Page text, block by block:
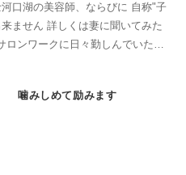
口湖の美容師、ならびに 自称"子
ません 詳しくは妻に聞いてみた
ンワークに日々勤しんでいたら
噛みしめて励みます